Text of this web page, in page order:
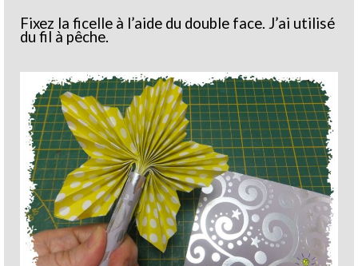
Fixez la ficelle à l’aide du double face. J’ai utilisé
du fil à pêche.